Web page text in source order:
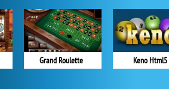
Grand Roulette Keno Html5